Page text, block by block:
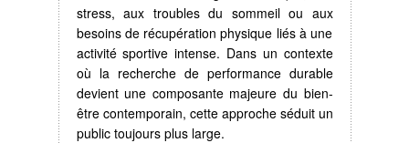
stress, aux troubles du sommeil ou aux
besoins de récupération physique liés à une
activité sportive intense. Dans un contexte
où la recherche de performance durable
devient une composante majeure du bien-
être contemporain, cette approche séduit un
public toujours plus large.